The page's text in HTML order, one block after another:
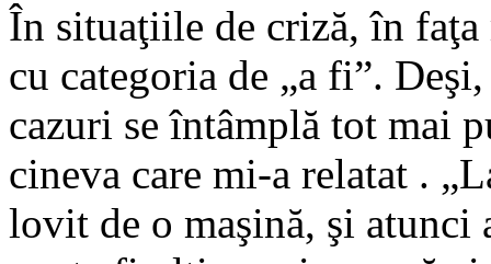
În situaţiile de criză, în
cu categoria de „a fi”.
cazuri se întâmplă tot mai
cineva care mi-a relatat .
lovit de o maşină, şi atunci